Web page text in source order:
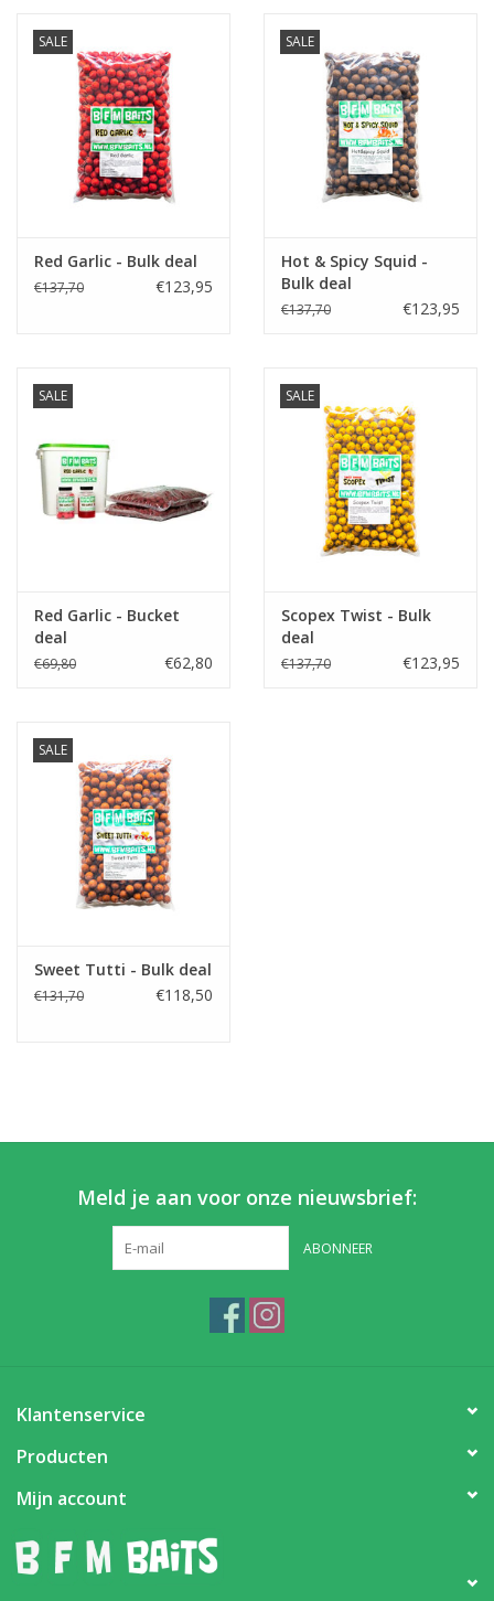
SALE
Red Garlic - Bulk deal
€137,70 €123,95
SALE
Hot & Spicy Squid -
Bulk deal
€137,70 €123,95
SALE
Red Garlic - Bucket
deal
€69,80 €62,80
SALE
Scopex Twist - Bulk
deal
€137,70 €123,95
SALE
Sweet Tutti - Bulk deal
€131,70 €118,50
Meld je aan voor onze nieuwsbrief:
ABONNEER
Klantenservice
Producten
Mijn account